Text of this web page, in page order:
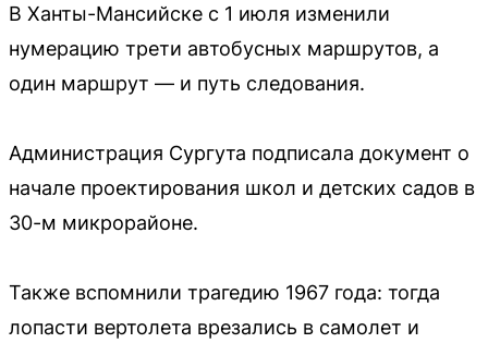
В Ханты-Мансийске с 1 июля изменили
нумерацию трети автобусных маршрутов, а
один маршрут — и путь следования.
Администрация Сургута подписала документ о
начале проектирования школ и детских садов в
30-м микрорайоне.
Также вспомнили трагедию 1967 года: тогда
лопасти вертолета врезались в самолет и